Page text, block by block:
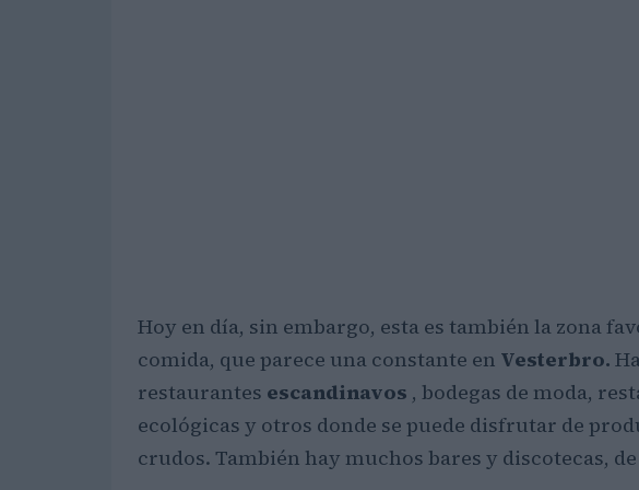
Hoy en día, sin embargo, esta es también la zona
comida, que parece una constante en Vesterbro.
restaurantes escandinavos , bodegas de moda,
ecológicas y otros donde se puede disfrutar de
crudos. También hay muchos bares y discotecas,